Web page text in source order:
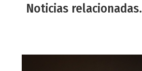
Noticias relacionadas.